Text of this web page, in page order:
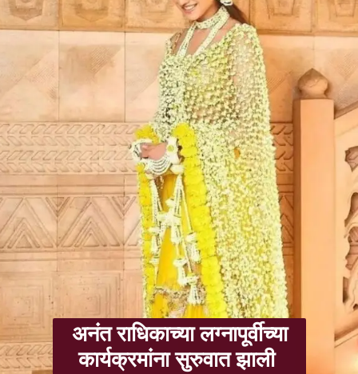
अनंत राधिकाच्या लग्नापूर्वीच्या
कार्यक्रमांना सुरुवात झाली